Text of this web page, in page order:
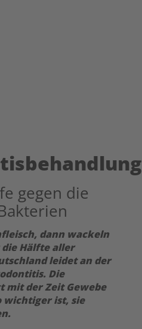
gegen die
dann wackeln
die Hälfte aller
leidet an der
Die
mit der Zeit Gewebe
wichtiger ist, sie